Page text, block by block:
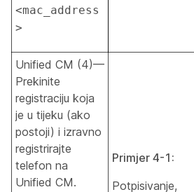
<mac_address
>
Unified CM (4)—
Prekinite
registraciju koja
je u tijeku (ako
postoji) i izravno
registrirajte
telefon na
Unified CM.
Primjer 4-1:
Potpisivanje,